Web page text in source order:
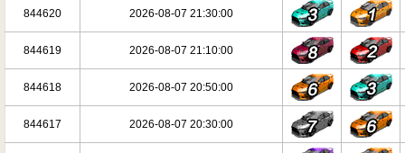
844620 2026-08-07 21:30:00
844619 2026-08-07 21:10:00
844618 2026-08-07 20:50:00
844617 2026-08-07 20:30:00